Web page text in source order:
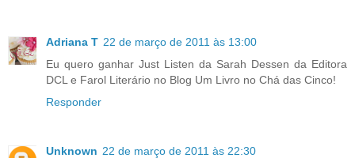
Adriana T 22 de março de 2011 às 13:00
Eu quero ganhar Just Listen da Sarah Dessen da Editora
DCL e Farol Literário no Blog Um Livro no Chá das Cinco!
Responder
Unknown 22 de março de 2011 às 22:30